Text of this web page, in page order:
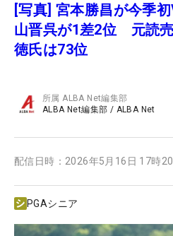
[写真] 宮本勝昌が今季
山晋呉が1差2位 元読
徳氏は73位
所属ALBA Net編集部
ALBA Net編集部 / ALBA Net
配信日時： 2026年5月16日 17時
PGAシニア